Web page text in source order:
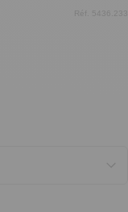
Réf. 5436.233